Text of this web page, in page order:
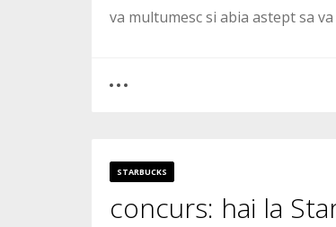
va multumesc si abia astept sa
STARBUCKS
concurs: hai la